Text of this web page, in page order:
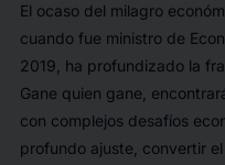
El ocaso del milagro
cuando fue ministro de
2019, ha profundizado la
Gane quien gane,
con complejos desafíos
profundo ajuste, convertir